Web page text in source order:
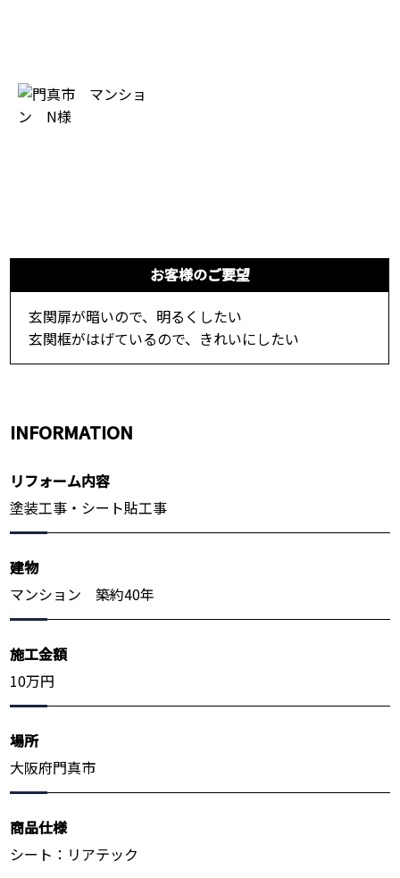
お客様のご要望
玄関扉が暗いので、明るくしたい
玄関框がはげているので、きれいにしたい
INFORMATION
リフォーム内容
塗装工事・シート貼工事
建物
マンション 築約40年
施工金額
10万円
場所
大阪府門真市
商品仕様
シート：リアテック